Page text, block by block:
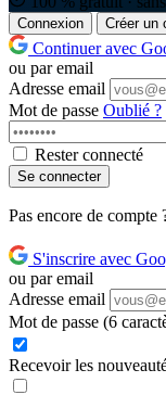
Connexion Créer un
Continuer avec
ou par email
Adresse email
Mot de passe Oublié ?
Rester connecté
Se connecter
Pas encore de compte
S'inscrire avec
ou par email
Adresse email
Mot de passe (6
Recevoir les